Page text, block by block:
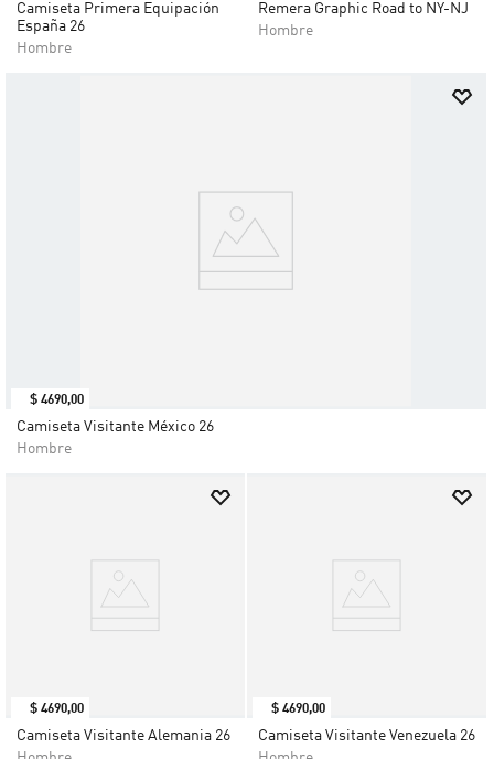
Camiseta Primera Equipación
España 26
Hombre
Remera Graphic Road to NY-NJ
Hombre
$ 4690,00
Camiseta Visitante México 26
Hombre
$ 4690,00
Camiseta Visitante Alemania 26
$ 4690,00
Camiseta Visitante Venezuela 26